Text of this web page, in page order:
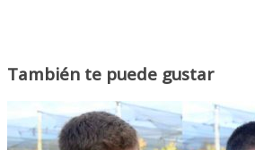
También te puede gustar